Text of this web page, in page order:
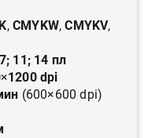
,CMYKW,CMYKV,
11; 14 пл
×1200 dpi
(600×600 dpi)